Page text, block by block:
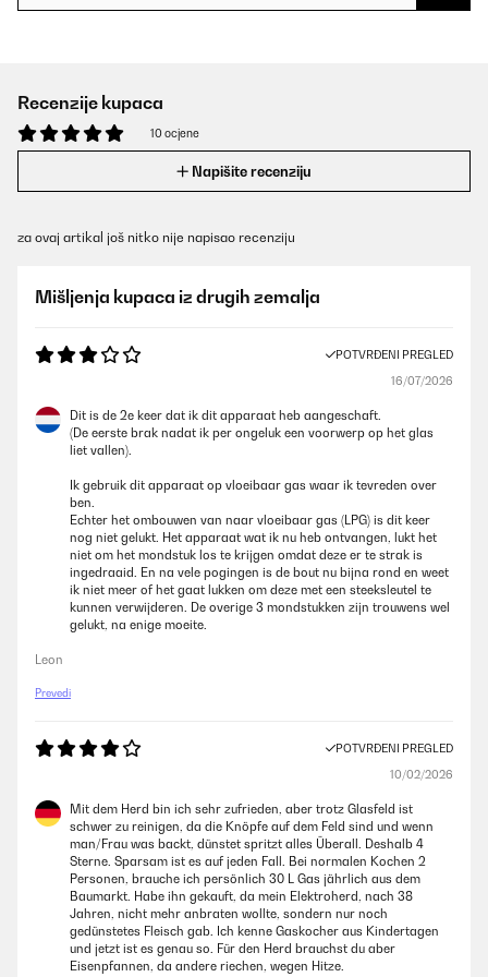
Recenzije kupaca
10 ocjene
Napišite recenziju
za ovaj artikal još nitko nije napisao recenziju
Mišljenja kupaca iz drugih zemalja
POTVRĐENI PREGLED
16/07/2026
Dit is de 2e keer dat ik dit apparaat heb aangeschaft.
(De eerste brak nadat ik per ongeluk een voorwerp op het glas
liet vallen).
Ik gebruik dit apparaat op vloeibaar gas waar ik tevreden over
ben.
Echter het ombouwen van naar vloeibaar gas (LPG) is dit keer
nog niet gelukt. Het apparaat wat ik nu heb ontvangen, lukt het
niet om het mondstuk los te krijgen omdat deze er te strak is
ingedraaid. En na vele pogingen is de bout nu bijna rond en weet
ik niet meer of het gaat lukken om deze met een steeksleutel te
kunnen verwijderen. De overige 3 mondstukken zijn trouwens wel
gelukt, na enige moeite.
Leon
Prevedi
POTVRĐENI PREGLED
10/02/2026
Mit dem Herd bin ich sehr zufrieden, aber trotz Glasfeld ist
schwer zu reinigen, da die Knöpfe auf dem Feld sind und wenn
man/Frau was backt, dünstet spritzt alles Überall. Deshalb 4
Sterne. Sparsam ist es auf jeden Fall. Bei normalen Kochen 2
Personen, brauche ich persönlich 30 L Gas jährlich aus dem
Baumarkt. Habe ihn gekauft, da mein Elektroherd, nach 38
Jahren, nicht mehr anbraten wollte, sondern nur noch
gedünstetes Fleisch gab. Ich kenne Gaskocher aus Kindertagen
und jetzt ist es genau so. Für den Herd brauchst du aber
Eisenpfannen, da andere riechen, wegen Hitze.